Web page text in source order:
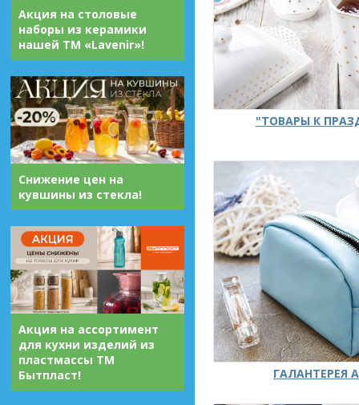
Акция на столовые
наборы из керамики
нашей ТМ «Lavenir»!
Снижение цен на
кувшины из стекла!
Акция на ассортимент
для кухни изделий из
пластмассы ТМ
Бытпласт!
"ТОВАРЫ К
ГАЛАНТЕРЕЯ